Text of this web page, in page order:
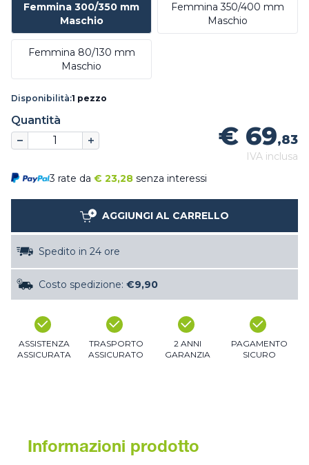
Femmina 300/350 mm
Maschio
Femmina 350/400 mm
Maschio
Femmina 80/130 mm
Maschio
Disponibilità:1 pezzo
Quantità
€ 69,83
IVA inclusa
3 rate da € 23,28 senza interessi
AGGIUNGI AL CARRELLO
Spedito in 24 ore
Costo spedizione: €9,90
ASSISTENZA
ASSICURATA
TRASPORTO
ASSICURATO
2 ANNI
GARANZIA
PAGAMENTO
SICURO
Informazioni prodotto